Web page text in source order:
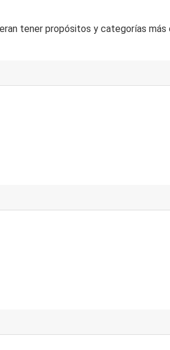
tener propósitos y categorías